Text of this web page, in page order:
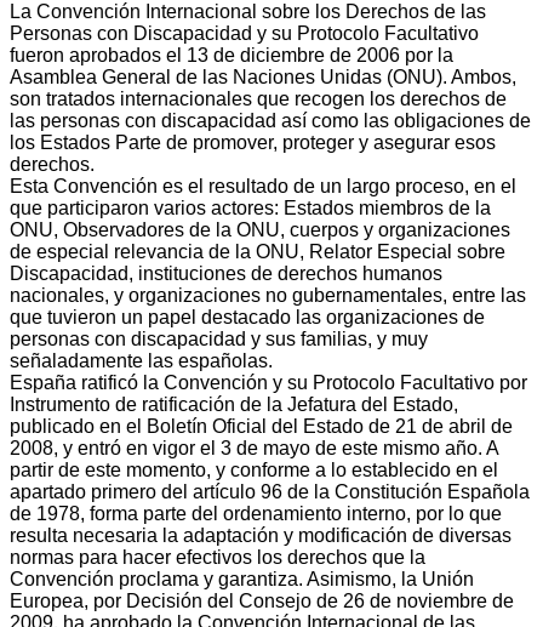
La Convención Internacional sobre los Derechos de las
Personas con Discapacidad y su Protocolo Facultativo
fueron aprobados el 13 de diciembre de 2006 por la
Asamblea General de las Naciones Unidas (ONU). Ambos,
son tratados internacionales que recogen los derechos de
las personas con discapacidad así como las obligaciones de
los Estados Parte de promover, proteger y asegurar esos
derechos.
Esta Convención es el resultado de un largo proceso, en el
que participaron varios actores: Estados miembros de la
ONU, Observadores de la ONU, cuerpos y organizaciones
de especial relevancia de la ONU, Relator Especial sobre
Discapacidad, instituciones de derechos humanos
nacionales, y organizaciones no gubernamentales, entre las
que tuvieron un papel destacado las organizaciones de
personas con discapacidad y sus familias, y muy
señaladamente las españolas.
España ratificó la Convención y su Protocolo Facultativo por
Instrumento de ratificación de la Jefatura del Estado,
publicado en el Boletín Oficial del Estado de 21 de abril de
2008, y entró en vigor el 3 de mayo de este mismo año. A
partir de este momento, y conforme a lo establecido en el
apartado primero del artículo 96 de la Constitución Española
de 1978, forma parte del ordenamiento interno, por lo que
resulta necesaria la adaptación y modificación de diversas
normas para hacer efectivos los derechos que la
Convención proclama y garantiza. Asimismo, la Unión
Europea, por Decisión del Consejo de 26 de noviembre de